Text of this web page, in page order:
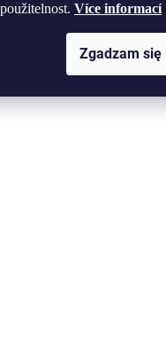
Více informací
Zgadzam się